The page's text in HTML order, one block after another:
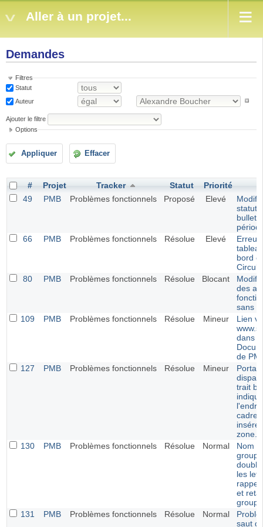
Aller à un projet...
Demandes
Filtres
Statut
Auteur
Ajouter le filtre
Options
Appliquer Effacer
# Projet Tracker Statut Priorité
49
PMB Problèmes fonctionnels Proposé Elevé
statut
66
PMB Problèmes fonctionnels Résolue Elevé
Erreur
bord
80
PMB Problèmes fonctionnels Résolue Blocant
des
sans
109
PMB Problèmes fonctionnels Résolue Mineur
Lien
dans
de
127
PMB Problèmes fonctionnels Résolue Mineur
Portail
trait
cadre
inséré
zone.
130
PMB Problèmes fonctionnels Résolue Normal
Nom
les
rappel
et
groupe
131
PMB Problèmes fonctionnels Résolue Normal
saut